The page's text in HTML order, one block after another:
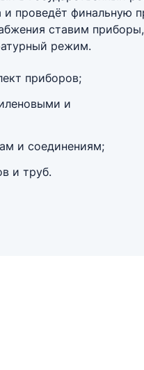
и проведёт финальную
ставим приборы,
режим.
приборов;
и
и соединениям;
и труб.